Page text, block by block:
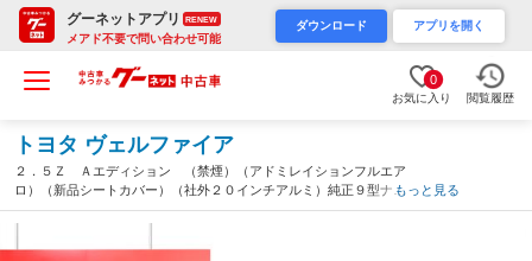
グーネットアプリ RENEW
メアド不要で問い合わせ可能
ダウンロード アプリを開く
0
お気に入り 閲覧履歴
トヨタ ヴェルファイア
２．５Ｚ Ａエディション （禁煙）（アドミレイションフルエア
ロ）（新品シートカバー）（社外２０インチアルミ）純正９型ナビ
／後席モニター／前車追従レーダークルーズ／衝突被害軽減ブレー
キ／踏み間違い防止装置（埼玉県）
もっと見る